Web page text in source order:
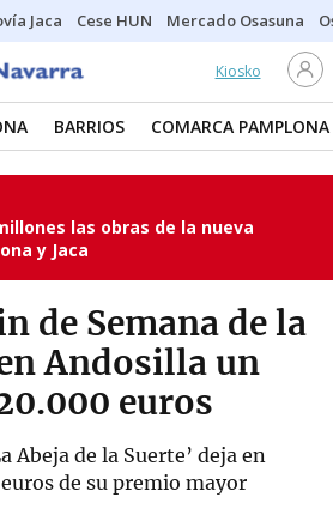
Jaca Cese HUN Mercado Osasuna
Kiosko
BARRIOS COMARCA PAMPLONA
las obras de la nueva
y Jaca
de Semana de la
Andosilla un
euros
Abeja de la Suerte’ deja en
de su premio mayor